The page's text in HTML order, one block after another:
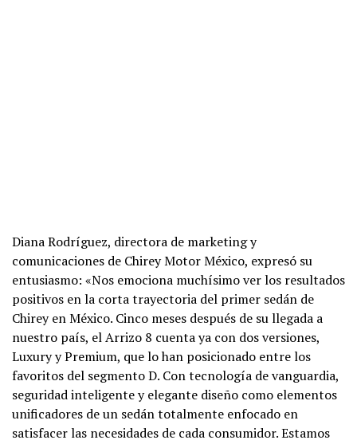
Diana Rodríguez, directora de marketing y
comunicaciones de Chirey Motor México, expresó su
entusiasmo: «Nos emociona muchísimo ver los resultados
positivos en la corta trayectoria del primer sedán de
Chirey en México. Cinco meses después de su llegada a
nuestro país, el Arrizo 8 cuenta ya con dos versiones,
Luxury y Premium, que lo han posicionado entre los
favoritos del segmento D. Con tecnología de vanguardia,
seguridad inteligente y elegante diseño como elementos
unificadores de un sedán totalmente enfocado en
satisfacer las necesidades de cada consumidor. Estamos